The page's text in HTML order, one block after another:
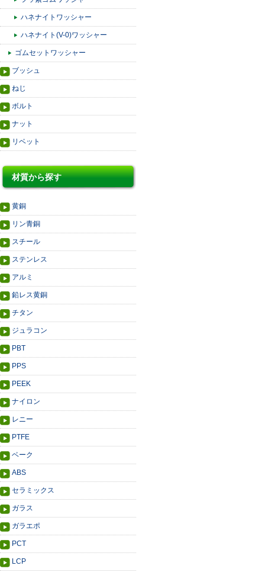
ハネナイトワッシャー
ハネナイト(V-0)ワッシャー
ゴムセットワッシャー
ブッシュ
ねじ
ボルト
ナット
リベット
材質から探す
黄銅
リン青銅
スチール
ステンレス
アルミ
鉛レス黄銅
チタン
ジュラコン
PBT
PPS
PEEK
ナイロン
レニー
PTFE
ベーク
ABS
セラミックス
ガラス
ガラエポ
PCT
LCP